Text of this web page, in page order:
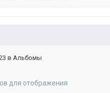
в Альбомы
для отображения